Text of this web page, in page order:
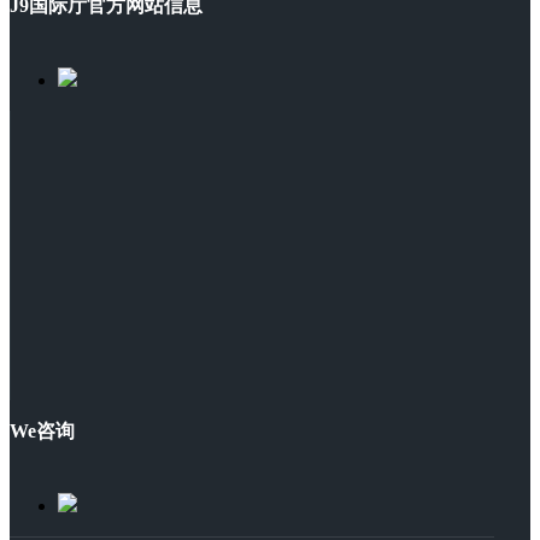
J9国际厅官方网站信息
We咨询